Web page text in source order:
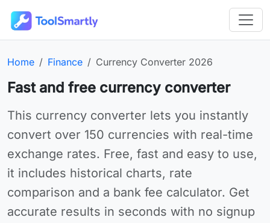
Outils en ligne gratuits ToolSmartly
Homepage:
Home Category:
Finance Online tool:
Currency Converter 2026
Fast and free currency converter
Use Currency Converter 2026 online for your needs
This currency converter lets you instantly
convert over 150 currencies with real-time
exchange rates. Free, fast and easy to use,
it includes historical charts, rate
comparison and a bank fee calculator. Get
accurate results in seconds with no signup